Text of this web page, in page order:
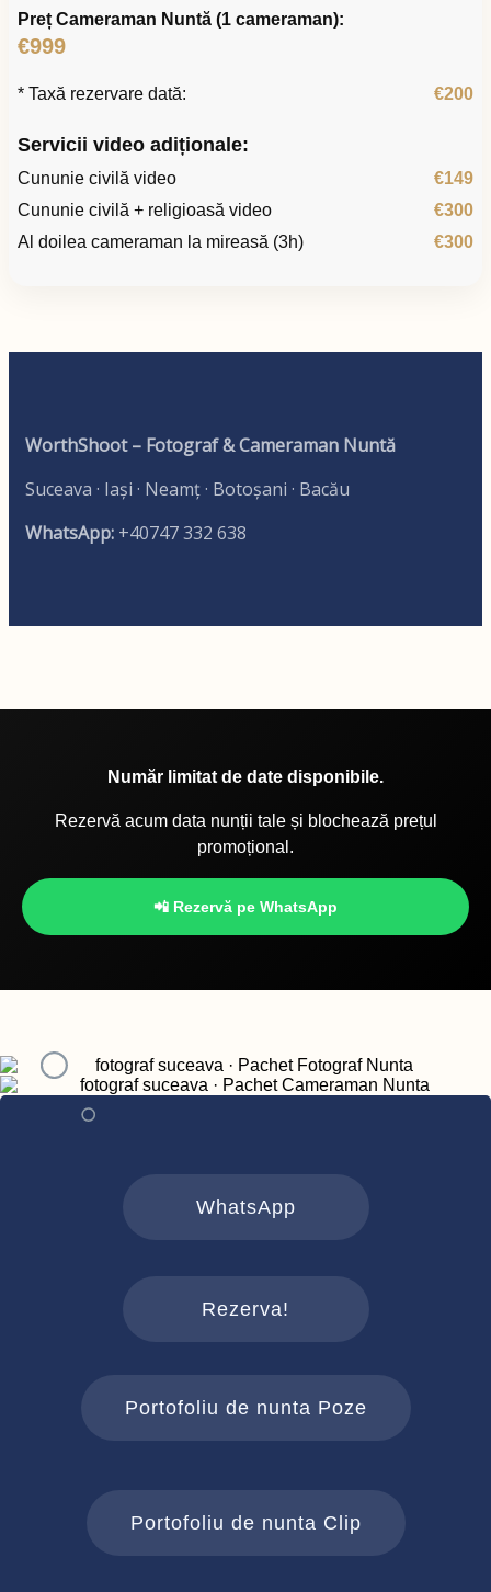
Preț Cameraman Nuntă (1 cameraman):
€999
* Taxă rezervare dată: €200
Servicii video adiționale:
Cununie civilă video
€149
Cununie civilă + religioasă video
€300
Al doilea cameraman la mireasă (3h)
€300
WorthShoot – Fotograf & Cameraman Nuntă
Suceava · Iași · Neamț · Botoșani · Bacău
WhatsApp: +40747 332 638
Număr limitat de date disponibile.
Rezervă acum data nunții tale și blochează prețul
promoțional.
📲 Rezervă pe WhatsApp
WhatsApp
Rezerva!
Portofoliu de nunta Poze
Portofoliu de nunta Clip